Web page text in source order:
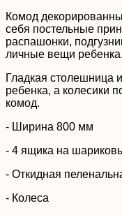
Комод
себя постельные
распашонки,
личные вещи ребенка.
Гладкая столешница
ребенка, а колесики
комод.
- Ширина 800 мм
- 4 ящика на
- Откидная
- Колеса